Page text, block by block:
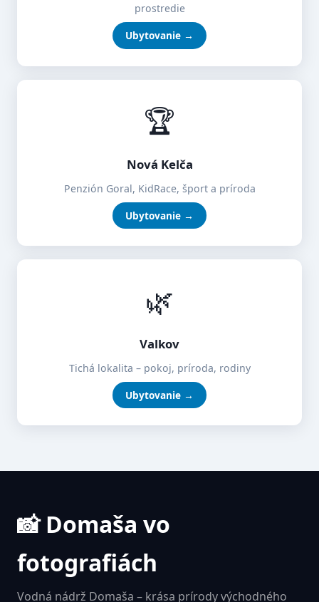
prostredie
Ubytovanie →
🏆
Nová Kelča
Penzión Goral, KidRace, šport a príroda
Ubytovanie →
🌿
Valkov
Tichá lokalita – pokoj, príroda, rodiny
Ubytovanie →
📸 Domaša vo
fotografiách
Vodná nádrž Domaša – krása prírody východného